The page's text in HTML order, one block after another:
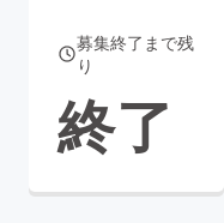
募集終了まで残
り
終了